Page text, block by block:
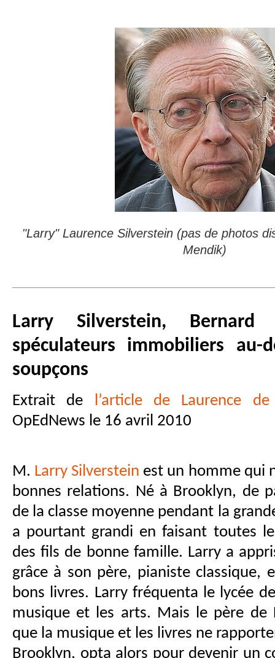
"Larry" Laurence Silverstein (pas de photos
Mendik)
Larry Silverstein,
spéculateurs immobiliers au-
soupçons
Extrait de l’article de Laurence
OpEdNews le 16 avril 2010
M. Larry Silverstein est un homme qui
bonnes relations. Né à Brooklyn, de
de la classe moyenne pendant la
a pourtant grandi en faisant toutes
des fils de bonne famille. Larry a
grâce à son père, pianiste classique,
bons livres. Larry fréquenta le lycée
musique et les arts. Mais le père de
que la musique et les livres ne
Brooklyn, opta alors pour devenir un